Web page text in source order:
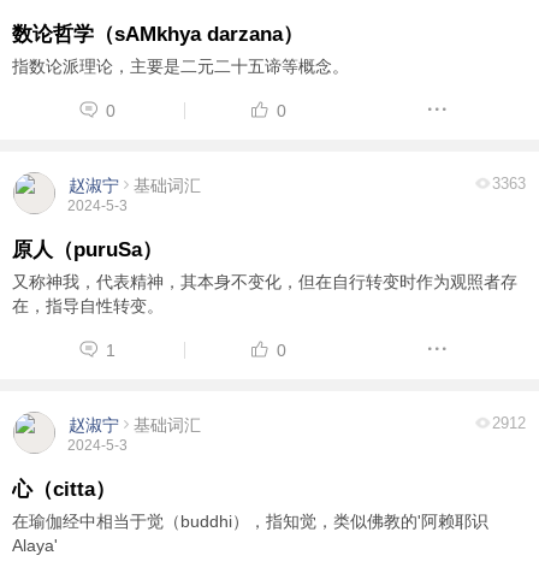
数论哲学（sAMkhya darzana）
指数论派理论，主要是二元二十五谛等概念。
0 0
赵淑宁 基础词汇
2024-5-3
3363
原人（puruSa）
又称神我，代表精神，其本身不变化，但在自行转变时作为观照者存
在，指导自性转变。
1 0
赵淑宁 基础词汇
2024-5-3
2912
心（citta）
在瑜伽经中相当于觉（buddhi），指知觉，类似佛教的'阿赖耶识
Alaya'